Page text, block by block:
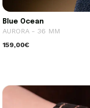
Blue Ocean
AURORA - 36 MM
159,00€